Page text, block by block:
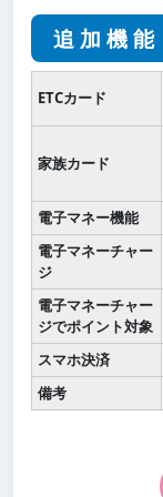
追加機能
ETCカード
家族カード
電子マネー機能
電子マネーチャー
ジ
電子マネーチャー
ジでポイント対象
スマホ決済
備考